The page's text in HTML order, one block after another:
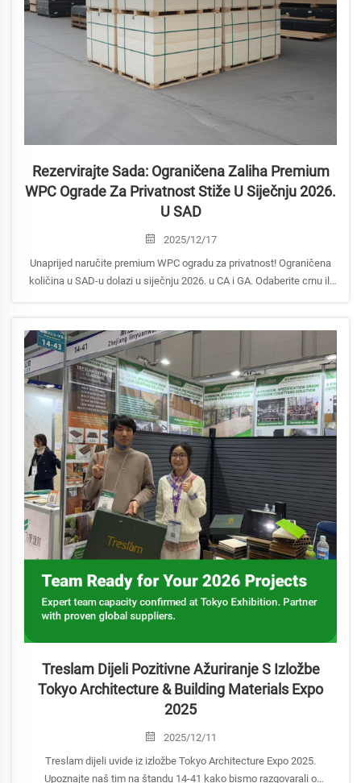
Rezervirajte Sada: Ograničena Zalihа Premium
WPC Ogradе Za Privatnost Stiže U Siječnju 2026.
U SAD
2025/12/17
Unaprijed naručite premium WPC ogradu za privatnost! Ograničena
količina u SAD-u dolazi u siječnju 2026. u CA i GA. Odaberite crnu ili
Treslam Dijeli Pozitivne Ažuriranje S Izložbe
Tokyo Architecture & Building Materials Expo
2025
2025/12/11
Treslam dijeli uvide iz izložbe Tokyo Architecture Expo 2025.
Upoznajte naš tim na štandu 14-41 kako bismo razgovarali o